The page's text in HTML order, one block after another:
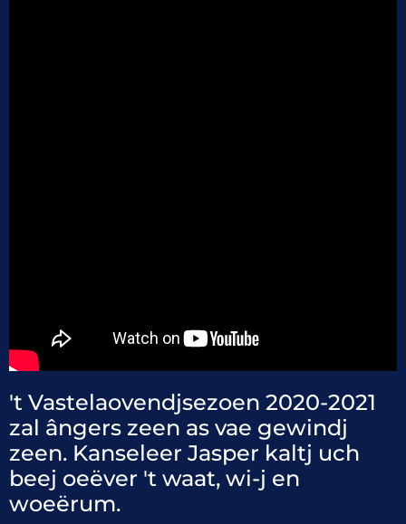
't Vastelaovendjsezoen 2020-2021
zal ângers zeen as vae gewindj
zeen. Kanseleer Jasper kaltj uch
beej oeëver 't waat, wi-j en
woeërum.